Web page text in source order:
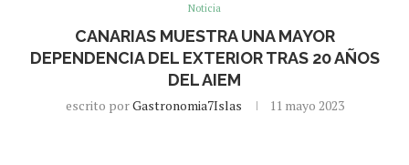
Noticia
CANARIAS MUESTRA UNA MAYOR
DEPENDENCIA DEL EXTERIOR TRAS 20 AÑOS
DEL AIEM
escrito porGastronomia7Islas 11 mayo 2023